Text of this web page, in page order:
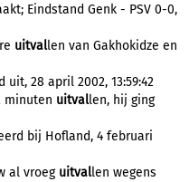
Eindstand Genk - PSV 0-0,
uitvallen van Gakhokidze en
28 april 2002, 13:59:42
minuten uitvallen, hij ging
bij Hofland, 4 februari
al vroeg uitvallen wegens